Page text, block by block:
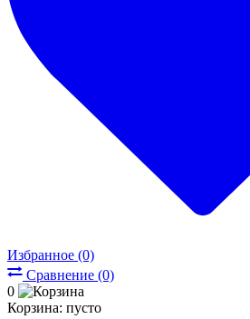
Избранное (0)
Сравнение (0)
0
Корзина: пусто